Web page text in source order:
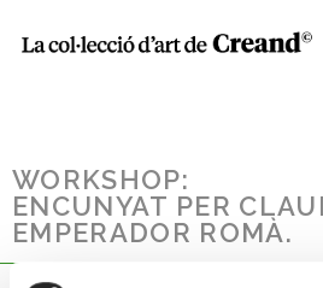
Menú
WORKSHOP:
ENCUNYAT PER
EMPERADOR ROMÀ.